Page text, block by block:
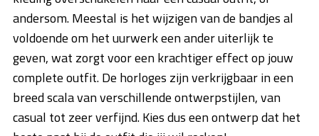
andersom. Meestal is het wijzigen van de bandjes al
voldoende om het uurwerk een ander uiterlijk te
geven, wat zorgt voor een krachtiger effect op jouw
complete outfit. De horloges zijn verkrijgbaar in een
breed scala van verschillende ontwerpstijlen, van
casual tot zeer verfijnd. Kies dus een ontwerp dat het